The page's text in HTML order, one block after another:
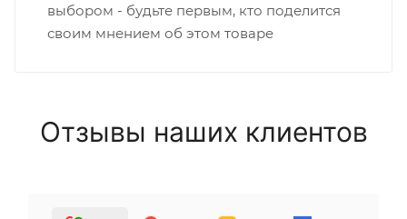
выбором - будьте первым, кто поделится
своим мнением об этом товаре
Отзывы наших клиентов